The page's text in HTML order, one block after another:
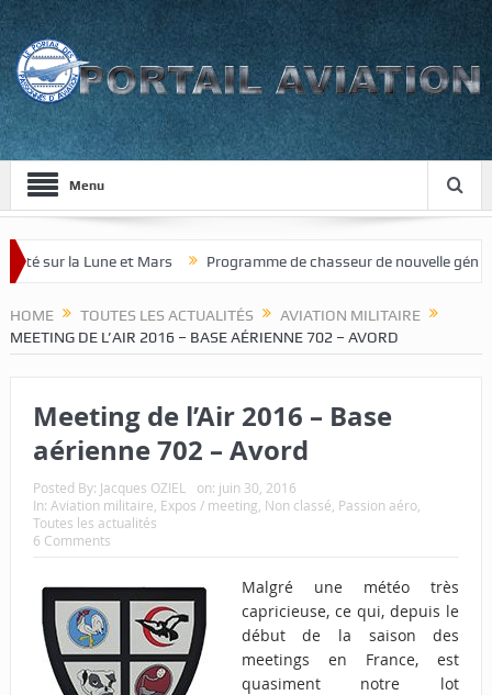
Menu
Mars Programme de chasseur de nouvelle génération pour le Japon
HOME TOUTES LES ACTUALITÉS
AVIATION MILITAIRE
MEETING DE L’AIR 2016 – BASE AÉRIENNE 702 – AVORD
Meeting de l’Air 2016 – Base
aérienne 702 – Avord
Posted By: Jacques OZIEL on: juin 30, 2016
In: Aviation militaire Expos / meeting Non classé Passion aéro,
Toutes les actualités
6 Comments
Malgré une météo très
capricieuse, ce qui, depuis le
début de la saison des
meetings en France, est
quasiment notre lot